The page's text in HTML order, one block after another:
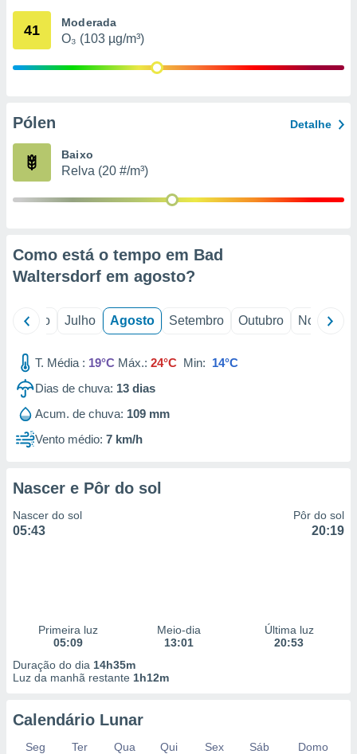
através
estudos
1199
41 Moderada
O₃ (103 µg/m³)
Pólen Detalhe
Baixo
Relva (20 #/m³)
Como está o tempo em Bad
Waltersdorf em agosto?
Junho Julho Agosto Setembro Outubro Novembro
T. Média : 19°C Máx.: 24°C Min: 14°C
Dias de chuva: 13 dias
Acum. de chuva: 109 mm
Vento médio: 7 km/h
Nascer e Pôr do sol
Nascer do sol
05:43
Pôr do sol
20:19
Primeira luz
05:09
Meio-dia
13:01
Última luz
20:53
Duração do dia 14h35m
Luz da manhã restante 1h12m
Calendário Lunar
Seg Ter Qua Qui Sex Sáb
Domo